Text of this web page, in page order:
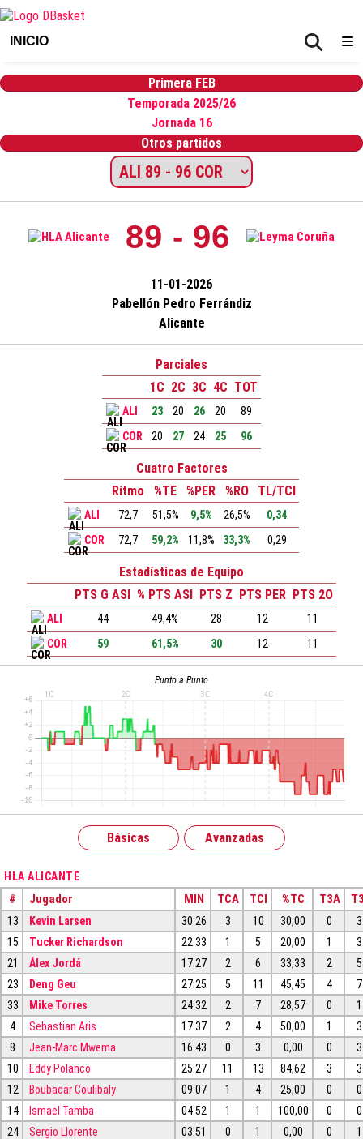
INICIO
Primera FEB
Temporada 2025/26
Jornada 16
Otros partidos
89 - 96
11-01-2026
Pabellón Pedro Ferrándiz
Alicante
Parciales
1C 2C 3C 4C TOT
ALI 23 20 26 20
89
COR
20 27 24 25 96
Cuatro Factores
Ritmo
%TE %PER %RO TL/TCI
ALI 72,7 51,5% 9,5% 26,5%
0,34
COR
72,7 59,2% 11,8% 33,3% 0,29
Estadísticas de Equipo
PTS G ASI % PTS ASI PTS Z PTS PER PTS 2O
ALI 44 49,4% 28 12
11
COR
59 61,5% 30 12 11
Punto a Punto
Básicas Avanzadas
HLA ALICANTE
# Jugador MIN TCA TCI %TC T3A
13 Kevin Larsen 30:26 3 10 30,00 0
3
15
Tucker Richardson 22:33 1 5 20,00 1
3
21
Álex Jordá 17:27 2 6 33,33 2
5
23
Deng Geu 27:25 5 11 45,45 4
7
33
Mike Torres 24:32 2 7 28,57 0
1
4
Sebastian Aris 17:37 2 4 50,00 1
3
8
Jean-Marc Mwema 16:43 0 3 0,00 0
3
10
Eddy Polanco 25:27 11 13 84,62 3
3
12
Boubacar Coulibaly 09:07 1 4 25,00 0
0
14
Ismael Tamba 04:52 1 1 100,00 0
0
24
Sergio Llorente 03:51 0 1 0,00 0
1